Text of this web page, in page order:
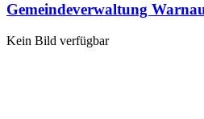
Gemeindeverwaltung
Kein Bild verfügbar